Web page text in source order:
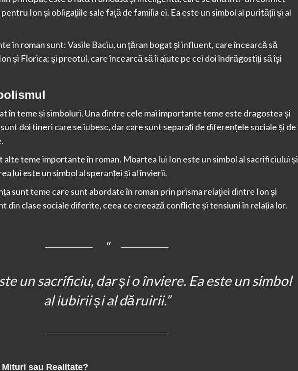
Ion și obligațiile sale față de familia ei. Ea este un simbol al purității și al
în roman sunt: Vasile Baciu, un țăran bogat și influent, care încearcă să
și Florica; și preotul, care încearcă să îi ajute pe cei doi îndrăgostiți să își
în teme și simboluri. Una dintre cele mai importante teme este dragostea și
doi tineri care se iubesc, dar care sunt separați de diferențele sociale și de
alte teme importante în roman. Moartea lui Ion este un simbol al sacrificiului și
lui este un simbol al speranței și al învierii.
sunt teme care sunt abordate în roman prin prisma relației dintre Ion și
din clase sociale diferite, ceea ce creează conflicte și tensiuni în relația lor.
un sacrificiu, dar și o înviere. Ea este un simbol
al iubirii și al dăruirii.”
sau Realitate?